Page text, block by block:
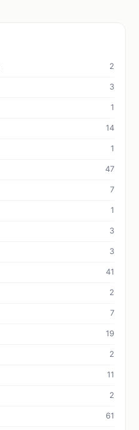
2
3
1
14
1
47
7
1
3
3
41
2
7
19
2
11
2
61